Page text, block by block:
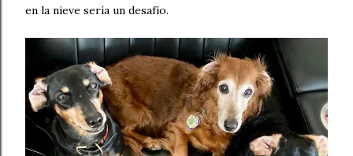
en la nieve sería un desafío.